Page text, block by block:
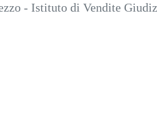
- Istituto di Vendite